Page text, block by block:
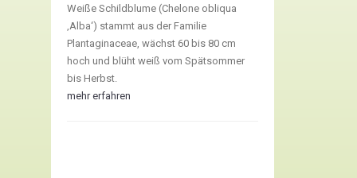
Weiße Schildblume (Chelone obliqua
‚Alba‘) stammt aus der Familie
Plantaginaceae, wächst 60 bis 80 cm
hoch und blüht weiß vom Spätsommer
bis Herbst.
mehr erfahren